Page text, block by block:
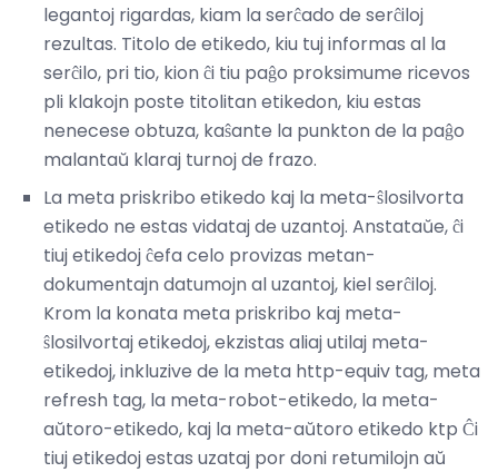
legantoj rigardas, kiam la serĉado de serĉiloj
rezultas. Titolo de etikedo, kiu tuj informas al la
serĉilo, pri tio, kion ĉi tiu paĝo proksimume ricevos
pli klakojn poste titolitan etikedon, kiu estas
nenecese obtuza, kaŝante la punkton de la paĝo
malantaŭ klaraj turnoj de frazo.
La meta priskribo etikedo kaj la meta-ŝlosilvorta
etikedo ne estas vidataj de uzantoj. Anstataŭe, ĉi
tiuj etikedoj ĉefa celo provizas metan-
dokumentajn datumojn al uzantoj, kiel serĉiloj.
Krom la konata meta priskribo kaj meta-
ŝlosilvortaj etikedoj, ekzistas aliaj utilaj meta-
etikedoj, inkluzive de la meta http-equiv tag, meta
refresh tag, la meta-robot-etikedo, la meta-
aŭtoro-etikedo, kaj la meta-aŭtoro etikedo ktp Ĉi
tiuj etikedoj estas uzataj por doni retumilojn aŭ